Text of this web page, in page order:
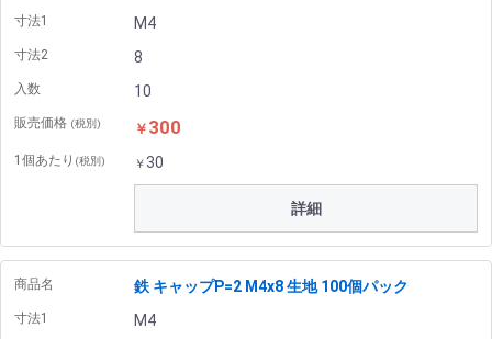
寸法1 M4
寸法2 8
入数 10
販売価格 (税別) ￥ 300
1個あたり (税別) ￥ 30
詳細
商品名 鉄 キャップP=2 M4x8 生地 100個パック
寸法1 M4